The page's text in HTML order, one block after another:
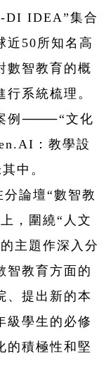
DI IDEA”集合
近50所知名高
數智教育的概
行系統梳理。
案例⸻“文化
： 教學設
中。
論壇“數智教
，圍繞“人文
的主題作深入分
智教育方面的
、提出新的本
級學生的必修
的積極性和堅